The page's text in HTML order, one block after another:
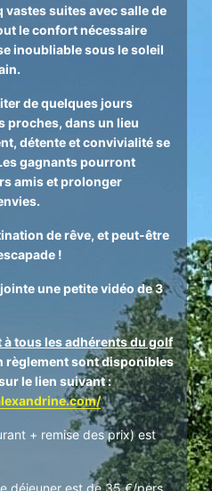
suites avec salle de
le confort nécessaire
inoubliable sous le soleil
de quelques jours
proches, dans un lieu
détente et convivialité se
gagnants pourront
amis et prolonger
de rêve, et peut-être
!
une petite vidéo de 3
à tous les adhérents du golf
règlement sont disponibles
le lien suivant :
+ remise des prix) est